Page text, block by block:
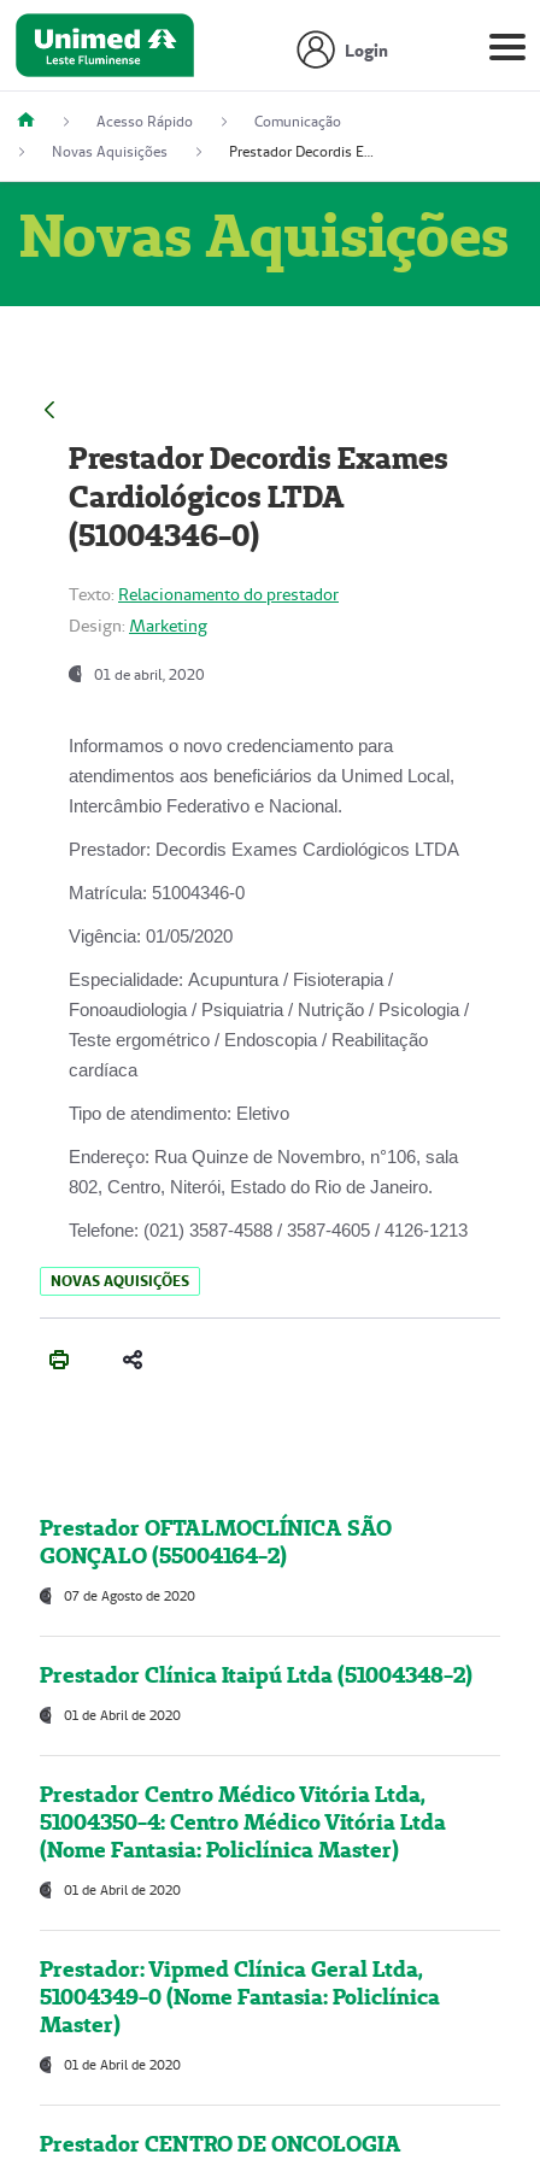
Login
Acesso Rápido
Comunicação
Novas Aquisições
Prestador Decordis Exames Cardiológicos LTDA (51004346-0)
Novas Aquisições
Prestador Decordis Exames
Cardiológicos LTDA
(51004346-0)
Texto: Relacionamento do prestador
Design: Marketing
01 de abril, 2020
Informamos o novo credenciamento para
atendimentos aos beneficiários da Unimed Local,
Intercâmbio Federativo e Nacional.
Prestador: Decordis Exames Cardiológicos LTDA
Matrícula: 51004346-0
Vigência: 01/05/2020
Especialidade: Acupuntura / Fisioterapia /
Fonoaudiologia / Psiquiatria / Nutrição / Psicologia /
Teste ergométrico / Endoscopia / Reabilitação
cardíaca
Tipo de atendimento: Eletivo
Endereço: Rua Quinze de Novembro, n°106, sala
802, Centro, Niterói, Estado do Rio de Janeiro.
Telefone: (021) 3587-4588 / 3587-4605 / 4126-1213
NOVAS AQUISIÇÕES
Prestador OFTALMOCLÍNICA SÃO
GONÇALO (55004164-2)
07 de Agosto de 2020
Prestador Clínica Itaipú Ltda (51004348-2)
01 de Abril de 2020
Prestador Centro Médico Vitória Ltda,
51004350-4: Centro Médico Vitória Ltda
(Nome Fantasia: Policlínica Master)
01 de Abril de 2020
Prestador: Vipmed Clínica Geral Ltda,
51004349-0 (Nome Fantasia: Policlínica
Master)
01 de Abril de 2020
Prestador CENTRO DE ONCOLOGIA